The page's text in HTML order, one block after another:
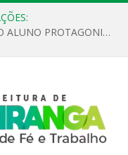
REGULAMENTO OFICIAL DO PRÊMIO ALUNO PROTAGONISTA – EDIÇÃO 2026